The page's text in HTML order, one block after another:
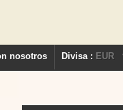
Divisa : EUR
nosotros